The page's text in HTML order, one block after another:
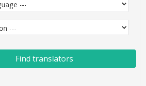
Find translators